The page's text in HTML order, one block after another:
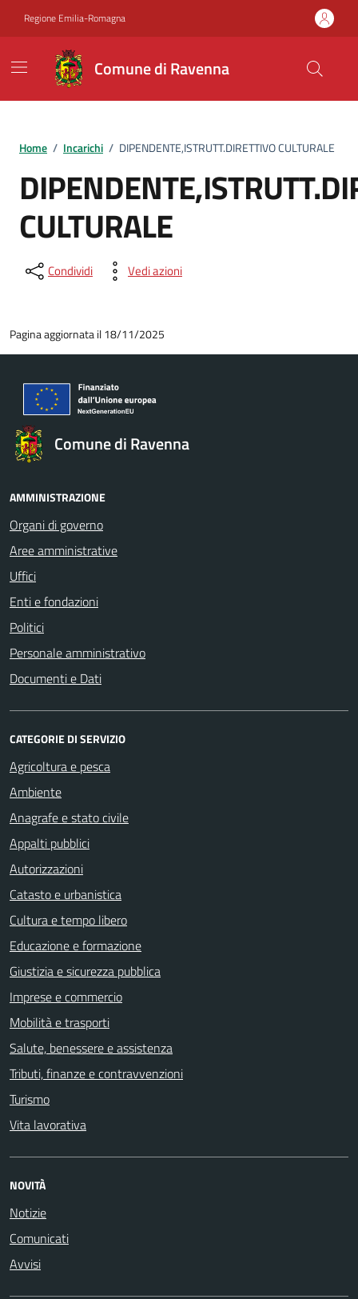
Regione Emilia-Romagna
Comune di Ravenna
Home / Incarichi / DIPENDENTE,ISTRUTT.DIRETTIVO CULTURALE
CULTURALE
Condividi Vedi azioni
Pagina aggiornata il 18/11/2025
Comune di Ravenna
AMMINISTRAZIONE
Organi di governo
Aree amministrative
Uffici
Enti e fondazioni
Politici
Personale amministrativo
Documenti e Dati
CATEGORIE DI SERVIZIO
Agricoltura e pesca
Ambiente
Anagrafe e stato civile
Appalti pubblici
Autorizzazioni
Catasto e urbanistica
Cultura e tempo libero
Educazione e formazione
Giustizia e sicurezza pubblica
Imprese e commercio
Mobilità e trasporti
Salute, benessere e assistenza
Tributi, finanze e contravvenzioni
Turismo
Vita lavorativa
NOVITÀ
Notizie
Comunicati
Avvisi